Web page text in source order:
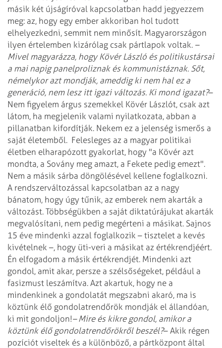
másik két újságíróval kapcsolatban hadd jegyezzem
meg: az, hogy egy ember akkoriban hol tudott
elhelyezkedni, semmit nem minősít. Magyarországon
ilyen értelemben kizárólag csak pártlapok voltak. –
Mivel magyarázza, hogy Kövér László és politikustársai
a mai napig panelproliznak és kommunistáznak. Sőt,
némelykor azt mondják, ameddig ki nem hal ez a
generáció, nem lesz itt igazi változás. Ki mond igazat?–
Nem figyelem árgus szemekkel Kövér Lászlót, csak azt
látom, ha megjelenik valami nyilatkozata, abban a
pillanatban kifordítják. Nekem ez a jelenség ismerős a
saját életemből. Felesleges az a magyar politikai
életben elharapózott gyakorlat, hogy "a Kövér azt
mondta, a Sovány meg amazt, a Fekete pedig emezt".
Nem a másik sárba döngölésével kellene foglalkozni.
A rendszerváltozással kapcsolatban az a nagy
bánatom, hogy úgy tűnik, az emberek nem akarták a
változást. Többségükben a saját diktatúrájukat akarták
megvalósítani, nem pedig megérteni a másikat. Sajnos
15 éve mindenki azzal foglalkozik – tisztelet a kevés
kivételnek –, hogy üti-veri a másikat az értékrendjéért.
Én elfogadom a másik értékrendjét. Mindenki azt
gondol, amit akar, persze a szélsőségeket, például a
fasizmust leszámítva. Azt akartuk, hogy ne a
mindenkinek a gondolatát megszabni akaró, ma is
köztünk élő gondolatrendőrök mondják el állandóan,
ki mit gondoljon!– Mire és kikre gondol, amikor a
köztünk élő gondolatrendőrökről beszél?– Akik régen
pozíciót viseltek és a különböző, a pártközpont által